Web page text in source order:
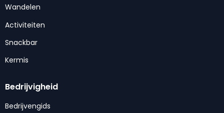
Wandelen
Activiteiten
Snackbar
Kermis
Bedrijvigheid
Bedrijvengids